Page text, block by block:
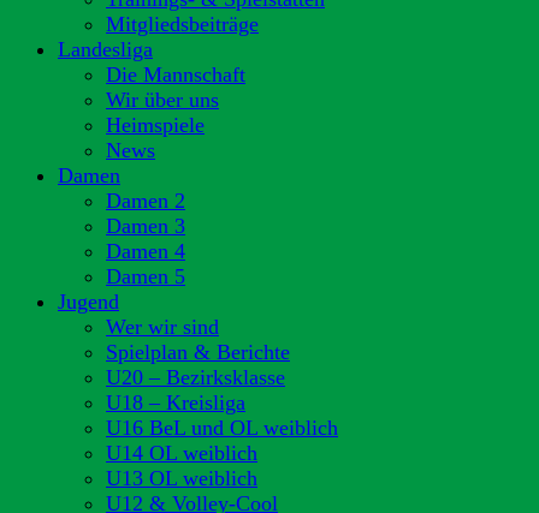
Mitgliedsbeiträge
Landesliga
Die Mannschaft
Wir über uns
Heimspiele
News
Damen
Damen 2
Damen 3
Damen 4
Damen 5
Jugend
Wer wir sind
Spielplan & Berichte
U20 – Bezirksklasse
U18 – Kreisliga
U16 BeL und OL weiblich
U14 OL weiblich
U13 OL weiblich
U12 & Volley-Cool